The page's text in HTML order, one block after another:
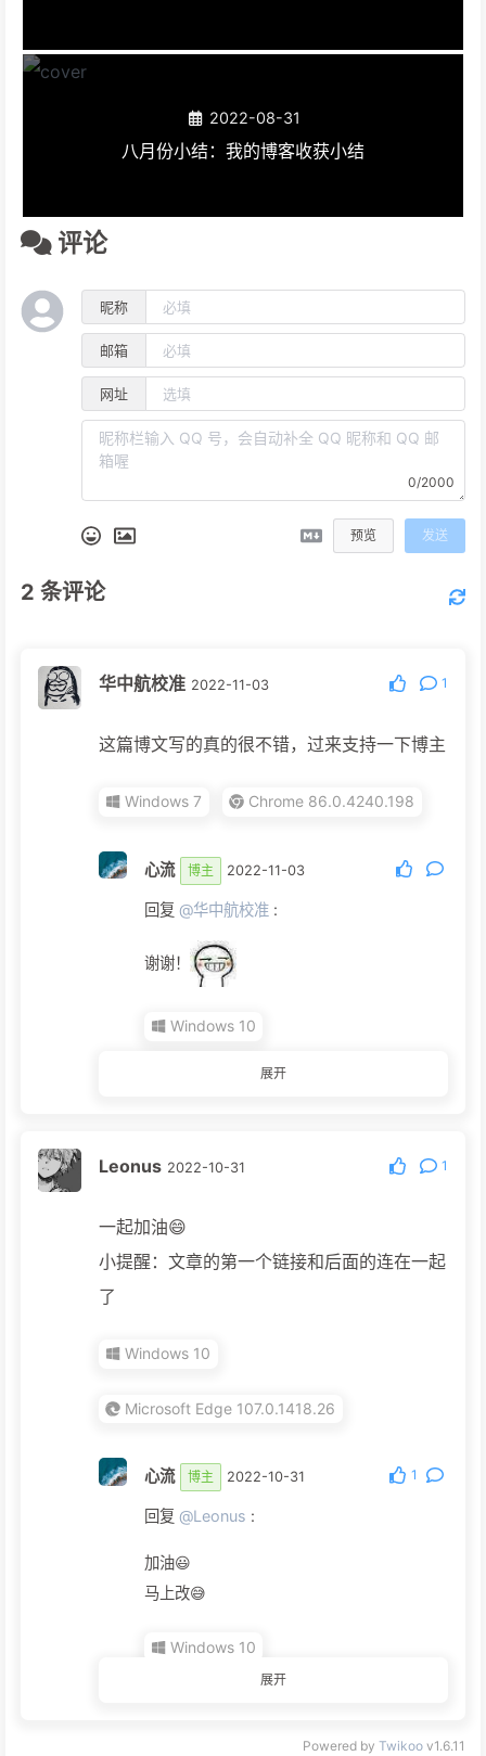
2022-08-31
八月份小结：我的博客收获小结
评论
昵称
邮箱
网址
0/2000
预览 发送
2 条评论
华中航校准 2022-11-03 1
这篇博文写的真的很不错，过来支持一下博主
Windows 7 Chrome 86.0.4240.198
心流 博主 2022-11-03
回复 @华中航校准:
谢谢！
Windows 10
Chrome 107.0.0.0
展开
Leonus 2022-10-31 1
一起加油😄
小提醒：文章的第一个链接和后面的连在一起
了
Windows 10
Microsoft Edge 107.0.1418.26
心流 博主 2022-10-31 1
回复 @Leonus :
加油😃
马上改😅
Windows 10
展开
Powered by Twikoo v1.6.11